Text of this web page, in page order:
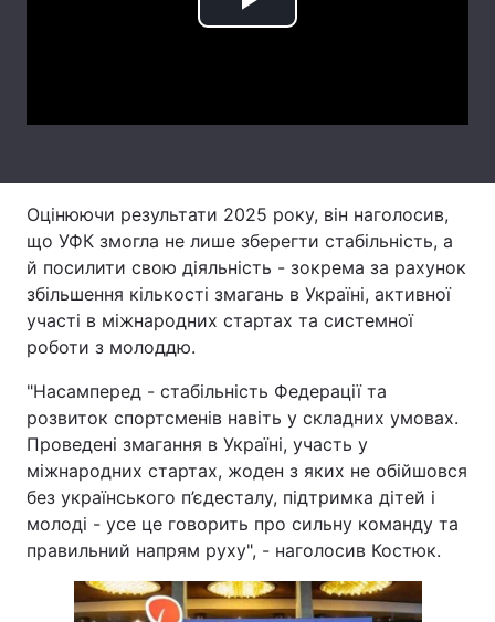
Послуги
Тема оформлення
Play
Оцінюючи результати 2025 року, він наголосив,
що УФК змогла не лише зберегти стабільність, а
й посилити свою діяльність - зокрема за рахунок
збільшення кількості змагань в Україні, активної
участі в міжнародних стартах та системної
роботи з молоддю.
"Насамперед - стабільність Федерації та
розвиток спортсменів навіть у складних умовах.
Проведені змагання в Україні, участь у
міжнародних стартах, жоден з яких не обійшовся
без українського п’єдесталу, підтримка дітей і
молоді - усе це говорить про сильну команду та
правильний напрям руху", - наголосив Костюк.